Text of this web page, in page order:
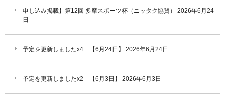
申し込み掲載】第12回 多摩スポーツ杯（ニッタク協賛）
2026年6月24
日
予定を更新しましたx4 【6月24日】 2026年6月24日
予定を更新しましたx2 【6月3日】 2026年6月3日